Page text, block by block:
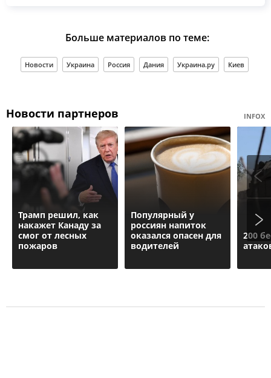
Больше материалов по теме:
Новости Украина Россия Дания Украина.ру Киев
Новости партнеров INFOX
Трамп решил, как
накажет Канаду за
смог от лесных
пожаров
Популярный у
россиян напиток
оказался опасен для
водителей
200